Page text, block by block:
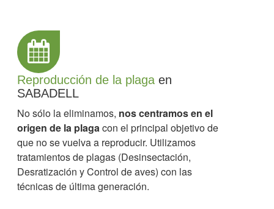
Reproducción de la plaga en
SABADELL
No sólo la eliminamos, nos centramos en el
origen de la plagacon el principal objetivo de
que no se vuelva a reproducir. Utilizamos
tratamientos de plagas (Desinsectación,
Desratización y Control de aves) con las
técnicas de última generación.